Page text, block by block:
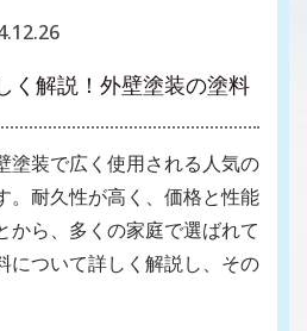
く解説！外壁塗装の塗料
塗装で広く使用される人気の
。耐久性が高く、価格と性能
から、多くの家庭で選ばれて
について詳しく解説し、その